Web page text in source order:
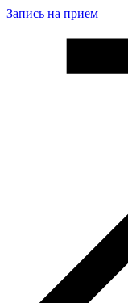
Запись на прием